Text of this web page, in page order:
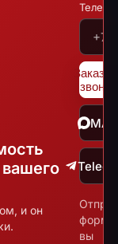
и он
звонок
форму,
вы